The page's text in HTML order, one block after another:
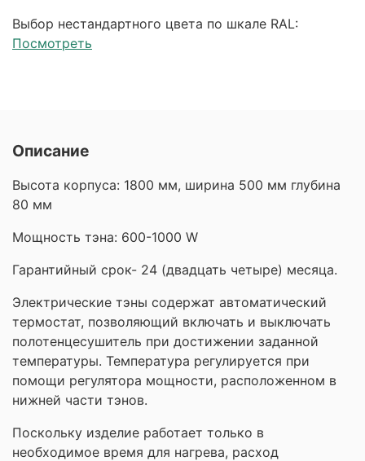
Выбор нестандартного цвета по шкале RAL:
Посмотреть
Описание
Высота корпуса: 1800 мм, ширина 500 мм глубина
80 мм
Мощность тэна: 600-1000 W
Гарантийный срок- 24 (двадцать четыре) месяца.
Электрические тэны содержат автоматический
термостат, позволяющий включать и выключать
полотенцесушитель при достижении заданной
температуры. Температура регулируется при
помощи регулятора мощности, расположенном в
нижней части тэнов.
Поскольку изделие работает только в
необходимое время для нагрева, расход